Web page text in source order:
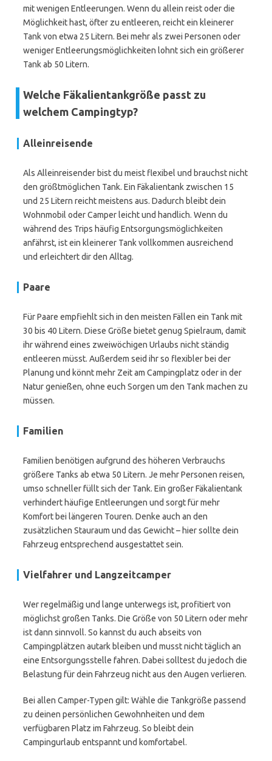
mit wenigen Entleerungen. Wenn du allein reist oder die
Möglichkeit hast, öfter zu entleeren, reicht ein kleinerer
Tank von etwa 25 Litern. Bei mehr als zwei Personen oder
weniger Entleerungsmöglichkeiten lohnt sich ein größerer
Tank ab 50 Litern.
Welche Fäkalientankgröße passt zu
welchem Campingtyp?
Alleinreisende
Als Alleinreisender bist du meist flexibel und brauchst nicht
den größtmöglichen Tank. Ein Fäkalientank zwischen 15
und 25 Litern reicht meistens aus. Dadurch bleibt dein
Wohnmobil oder Camper leicht und handlich. Wenn du
während des Trips häufig Entsorgungsmöglichkeiten
anfährst, ist ein kleinerer Tank vollkommen ausreichend
und erleichtert dir den Alltag.
Paare
Für Paare empfiehlt sich in den meisten Fällen ein Tank mit
30 bis 40 Litern. Diese Größe bietet genug Spielraum, damit
ihr während eines zweiwöchigen Urlaubs nicht ständig
entleeren müsst. Außerdem seid ihr so flexibler bei der
Planung und könnt mehr Zeit am Campingplatz oder in der
Natur genießen, ohne euch Sorgen um den Tank machen zu
müssen.
Familien
Familien benötigen aufgrund des höheren Verbrauchs
größere Tanks ab etwa 50 Litern. Je mehr Personen reisen,
umso schneller füllt sich der Tank. Ein großer Fäkalientank
verhindert häufige Entleerungen und sorgt für mehr
Komfort bei längeren Touren. Denke auch an den
zusätzlichen Stauraum und das Gewicht – hier sollte dein
Fahrzeug entsprechend ausgestattet sein.
Vielfahrer und Langzeitcamper
Wer regelmäßig und lange unterwegs ist, profitiert von
möglichst großen Tanks. Die Größe von 50 Litern oder mehr
ist dann sinnvoll. So kannst du auch abseits von
Campingplätzen autark bleiben und musst nicht täglich an
eine Entsorgungsstelle fahren. Dabei solltest du jedoch die
Belastung für dein Fahrzeug nicht aus den Augen verlieren.
Bei allen Camper-Typen gilt: Wähle die Tankgröße passend
zu deinen persönlichen Gewohnheiten und dem
verfügbaren Platz im Fahrzeug. So bleibt dein
Campingurlaub entspannt und komfortabel.